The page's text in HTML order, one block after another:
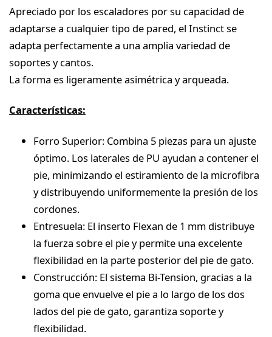
Apreciado por los escaladores por su capacidad de
adaptarse a cualquier tipo de pared, el Instinct se
adapta perfectamente a una amplia variedad de
soportes y cantos.
La forma es ligeramente asimétrica y arqueada.
Características:
Forro Superior: Combina 5 piezas para un ajuste
óptimo. Los laterales de PU ayudan a contener el
pie, minimizando el estiramiento de la microfibra
y distribuyendo uniformemente la presión de los
cordones.
Entresuela: El inserto Flexan de 1 mm distribuye
la fuerza sobre el pie y permite una excelente
flexibilidad en la parte posterior del pie de gato.
Construcción: El sistema Bi-Tension, gracias a la
goma que envuelve el pie a lo largo de los dos
lados del pie de gato, garantiza soporte y
flexibilidad.